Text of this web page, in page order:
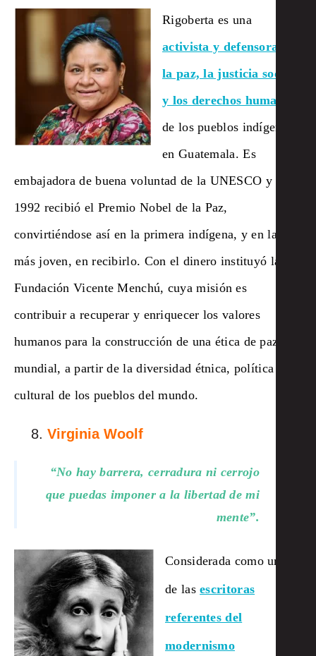
Rigoberta es una
activista y defensora de
la paz, la justicia social
y los derechos humanos
de los pueblos indígenas
en Guatemala. Es
embajadora de buena voluntad de la UNESCO y en
1992 recibió el Premio Nobel de la Paz,
convirtiéndose así en la primera indígena, y en la
más joven, en recibirlo. Con el dinero instituyó la
Fundación Vicente Menchú, cuya misión es
contribuir a recuperar y enriquecer los valores
humanos para la construcción de una ética de paz
mundial, a partir de la diversidad étnica, política y
cultural de los pueblos del mundo.
Virginia Woolf
“No hay barrera, cerradura ni cerrojo
que puedas imponer a la libertad de mi
mente”.
Considerada como una
de lasescritoras
referentes del
modernismo